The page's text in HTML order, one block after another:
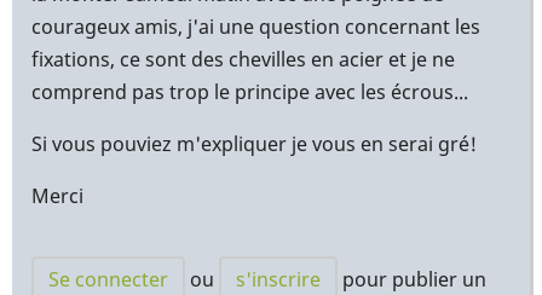
courageux amis, j'ai une question concernant les
fixations, ce sont des chevilles en acier et je ne
comprend pas trop le principe avec les écrous...
Si vous pouviez m'expliquer je vous en serai gré!
Merci
Se connecter ou s'inscrire
pour publier un